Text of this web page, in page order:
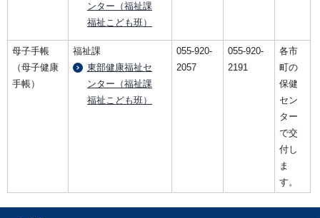
ンター（福祉課
福祉こども班）
母子手帳
（母子健康
手帳）
福祉課
東部健康福祉セ
ンター（福祉課
福祉こども班）
055-920-
2057
055-920-
2191
各市
町の
保健
セン
ター
で交
付し
ま
す。